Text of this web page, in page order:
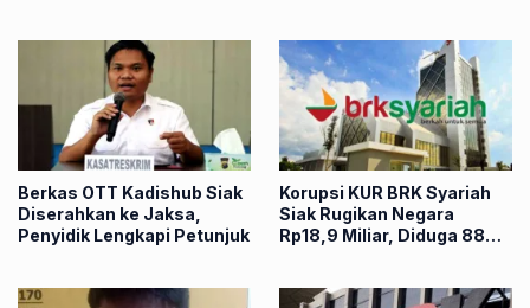
Berkas OTT Kadishub Siak
Diserahkan ke Jaksa,
Penyidik Lengkapi Petunjuk
Korupsi KUR BRK Syariah
Siak Rugikan Negara
Rp18,9 Miliar, Diduga 88